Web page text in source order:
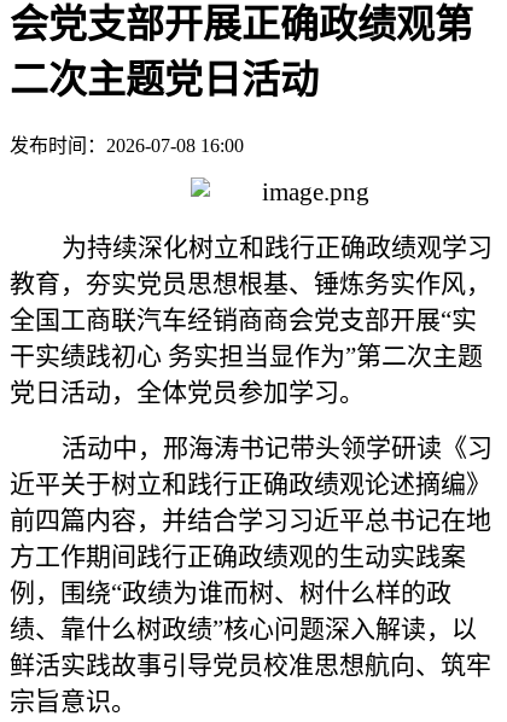
会党支部开展正确政绩观第
二次主题党日活动
发布时间：2026-07-08 16:00
为持续深化树立和践行正确政绩观学习
教育，夯实党员思想根基、锤炼务实作风，
全国工商联汽车经销商商会党支部开展“实
干实绩践初心 务实担当显作为”第二次主题
党日活动，全体党员参加学习。
活动中，邢海涛书记带头领学研读《习
近平关于树立和践行正确政绩观论述摘编》
前四篇内容，并结合学习习近平总书记在地
方工作期间践行正确政绩观的生动实践案
例，围绕“政绩为谁而树、树什么样的政
绩、靠什么树政绩”核心问题深入解读，以
鲜活实践故事引导党员校准思想航向、筑牢
宗旨意识。